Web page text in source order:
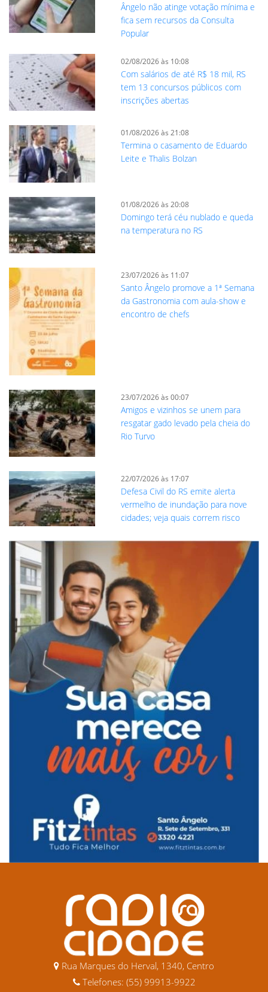
Ângelo não atinge votação mínima e
fica sem recursos da Consulta
Popular
02/08/2026 às 10:08
Com salários de até R$ 18 mil, RS
tem 13 concursos públicos com
inscrições abertas
01/08/2026 às 21:08
Termina o casamento de Eduardo
Leite e Thalis Bolzan
01/08/2026 às 20:08
Domingo terá céu nublado e queda
na temperatura no RS
23/07/2026 às 11:07
Santo Ângelo promove a 1ª Semana
da Gastronomia com aula-show e
encontro de chefs
23/07/2026 às 00:07
Amigos e vizinhos se unem para
resgatar gado levado pela cheia do
Rio Turvo
22/07/2026 às 17:07
Defesa Civil do RS emite alerta
vermelho de inundação para nove
cidades; veja quais correm risco
Rua Marques do Herval, 1340, Centro
Telefones: (55) 99913-9922